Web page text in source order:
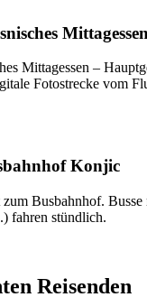
Mittagessen –
Fotostrecke vom
Konjic
Busbahnhof.
fahren stündlich.
Reisenden